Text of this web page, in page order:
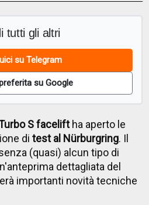
tutti gli altri
su Telegram
su Google
S faceliftha aperto le
ditest al Nürburgring. Il
(quasi) alcun tipo di
dettagliata del
importanti novità tecniche